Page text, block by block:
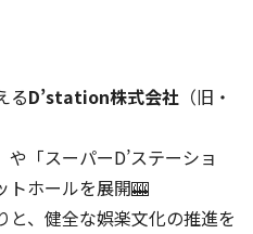
るD’station株式会社 （旧・
「スーパーD’ステーショ
トホールを展開🎰
、健全な娯楽文化の推進を